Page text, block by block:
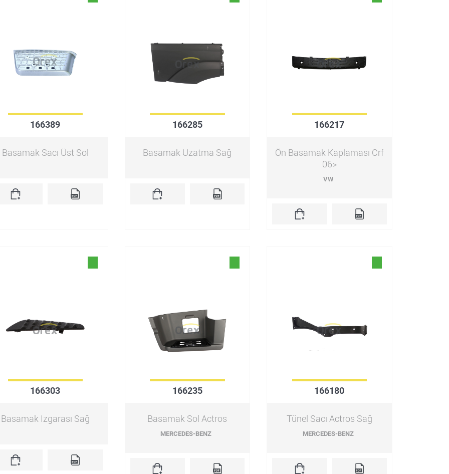
166389
Basamak Sacı Üst Sol
166285
Basamak Uzatma Sağ
166217
Ön Basamak Kaplaması Crf
06>
VW
166303
Basamak Izgarası Sağ
166235
Basamak Sol Actros
MERCEDES-BENZ
166180
Tünel Sacı Actros Sağ
MERCEDES-BENZ